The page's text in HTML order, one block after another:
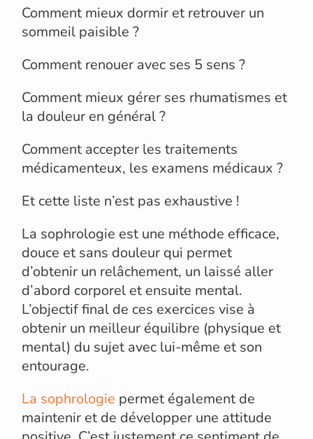
Comment mieux dormir et retrouver un
sommeil paisible ?
Comment renouer avec ses 5 sens ?
Comment mieux gérer ses rhumatismes et
la douleur en général ?
Comment accepter les traitements
médicamenteux, les examens médicaux ?
Et cette liste n’est pas exhaustive !
La sophrologie est une méthode efficace,
douce et sans douleur qui permet
d’obtenir un relâchement, un laissé aller
d’abord corporel et ensuite mental.
L’objectif final de ces exercices vise à
obtenir un meilleur équilibre (physique et
mental) du sujet avec lui-même et son
entourage.
La sophrologie permet également de
maintenir et de développer une attitude